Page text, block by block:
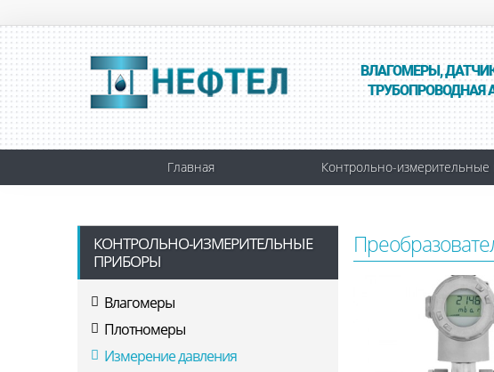
ВЛАГОМЕРЫ,
ТРУБОПРОВОДНАЯ
Главная Контрольно-
КОНТРОЛЬНО-ИЗМЕРИТЕЛЬНЫЕ
ПРИБОРЫ
Влагомеры
Плотномеры
Измерение давления